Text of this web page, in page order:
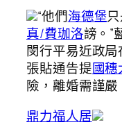
“他們海德堡
真/費珈洛謗。”
閔行平易近政
張貼通告提國穗
險，離婚需謹嚴
鼎力福人居